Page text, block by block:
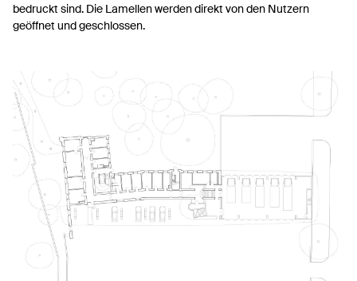
bedruckt sind. Die Lamellen werden direkt von den Nutzern
geöffnet und geschlossen.